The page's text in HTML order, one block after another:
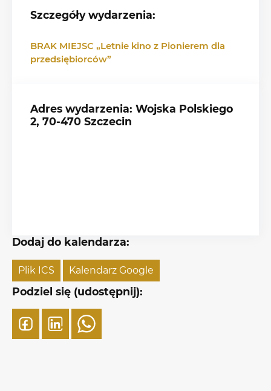
Szczegóły wydarzenia:
BRAK MIEJSC „Letnie kino z Pionierem dla
przedsiębiorców”
Adres wydarzenia: Wojska Polskiego
2, 70-470 Szczecin
Dodaj do kalendarza:
Plik ICS Kalendarz Google
Podziel się (udostępnij):